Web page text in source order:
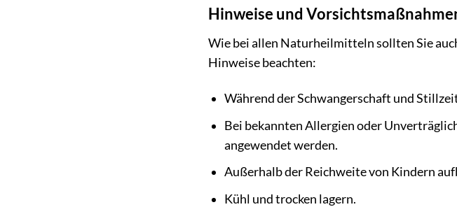
Hinweise und
Wie bei allen Naturheilmitteln sollten Sie
Hinweise beachten:
Während der Schwangerschaft und
Bei bekannten Allergien oder
angewendet werden.
Außerhalb der Reichweite von Kindern
Kühl und trocken lagern.